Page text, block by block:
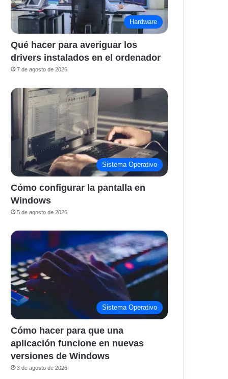
Hardware
Qué hacer para averiguar los
drivers instalados en el ordenador
7 de agosto de 2026
Sistema Operativo
Cómo configurar la pantalla en
Windows
5 de agosto de 2026
Sistema Operativo
Cómo hacer para que una
aplicación funcione en nuevas
versiones de Windows
3 de agosto de 2026